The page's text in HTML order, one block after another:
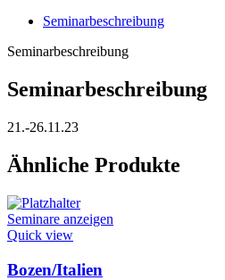
Seminarbeschreibung
Seminarbeschreibung
Seminarbeschreibung
21.-26.11.23
Ähnliche Produkte
Seminare anzeigen
Quick view
Bozen/Italien